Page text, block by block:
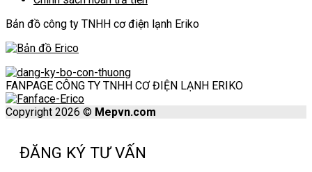
Bản đồ công ty TNHH cơ điện lạnh Eriko
FANPAGE CÔNG TY TNHH CƠ ĐIỆN LẠNH ERIKO
Copyright 2026 © Mepvn.com
ĐĂNG KÝ TƯ VẤN